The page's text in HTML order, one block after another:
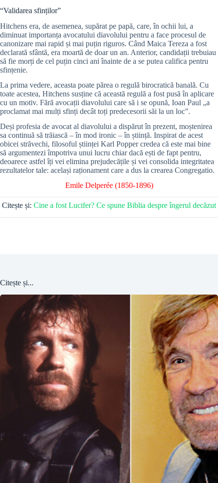
“Validarea sfinților”
Hitchens era, de asemenea, supărat pe papă, care, în ochii lui, a
diminuat importanța avocatului diavolului pentru a face procesul de
canonizare mai rapid și mai puțin riguros. Când Maica Tereza a fost
declarată sfântă, era moartă de doar un an. Anterior, candidații trebuiau
să fie morți de cel puțin cinci ani înainte de a se putea califica pentru
sfințenie.
La prima vedere, aceasta poate părea o regulă birocratică banală. Cu
toate acestea, Hitchens susține că această regulă a fost pusă în aplicare
cu un motiv. Fără avocații diavolului care să i se opună, Ioan Paul „a
proclamat mai mulți sfinți decât toți predecesorii săi la un loc”.
Deși profesia de avocat al diavolului a dispărut în prezent, moștenirea
sa continuă să trăiască – în mod ironic – în știință. Inspirat de acest
obicei străvechi, filosoful științei Karl Popper credea că este mai bine
să argumentezi împotriva unui lucru chiar dacă ești de fapt pentru,
deoarece astfel îți vei elimina prejudecățile și vei consolida integritatea
rezultatelor tale: același raționament care a dus la crearea Congregatio.
Emile Delperée (1850-1896)
Citește și: Cine a fost Lucifer? Ce spune Biblia despre îngerul decăzut
Citește și...